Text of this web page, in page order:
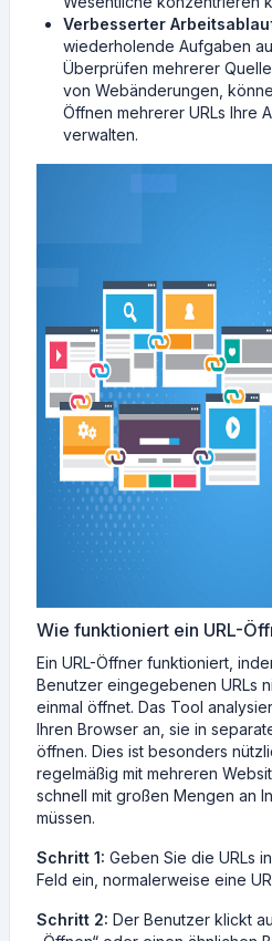
Verbesserter
wiederholende Aufgaben
Überprüfen mehrerer
von Webänderungen,
Öffnen mehrerer URLs Ihre
verwalten.
Wie funktioniert ein URL-
Ein URL-Öffner funktioniert,
Benutzer eingegebenen URLs
einmal öffnet. Das Tool
Ihren Browser an, sie in
öffnen. Dies ist besonders
regelmäßig mit mehreren
schnell mit großen Mengen an
müssen.
Schritt 1: Geben Sie die URLs
Feld ein, normalerweise eine
Schritt 2: Der Benutzer klickt